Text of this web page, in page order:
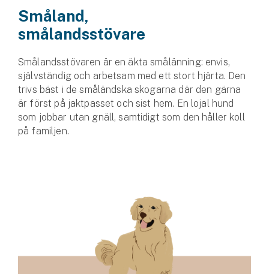
Småland,
smålandsstövare
Smålandsstövaren är en äkta smålänning: envis,
självständig och arbetsam med ett stort hjärta. Den
trivs bäst i de småländska skogarna där den gärna
är först på jaktpasset och sist hem. En lojal hund
som jobbar utan gnäll, samtidigt som den håller koll
på familjen.